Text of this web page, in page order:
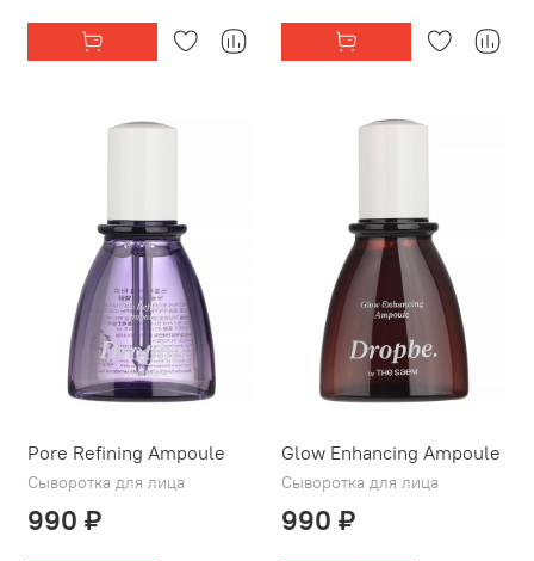
Pore Refining Ampoule
Сыворотка для лица
990 ₽
Glow Enhancing Ampoule
Сыворотка для лица
990 ₽